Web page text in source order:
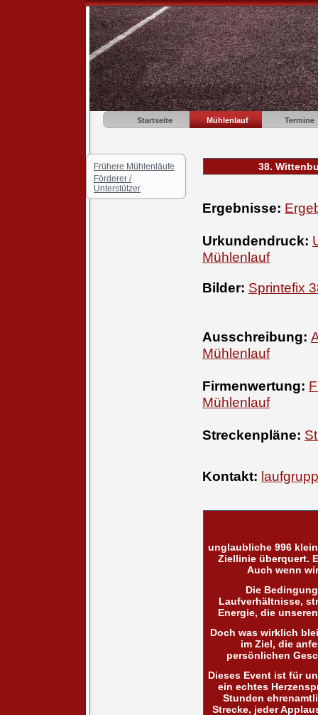
Startseite Mühlenlauf Termine
Frühere Mühlenläufe
Förderer /
Unterstützer
38.
Ergebnisse:
Urkundendruck:
Mühlenlauf
Bilder: Sprintefix
Ausschreibung:
Mühlenlauf
Firmenwertung:
Mühlenlauf
Streckenpläne:
Kontakt:
unglaubliche 996
Ziellinie überquert.
Auch wenn
Die
Laufverhältnisse,
Energie, die
Doch was wirklich
im Ziel, die
persönlichen
Dieses Event ist für
ein echtes
Stunden
Strecke, jeder